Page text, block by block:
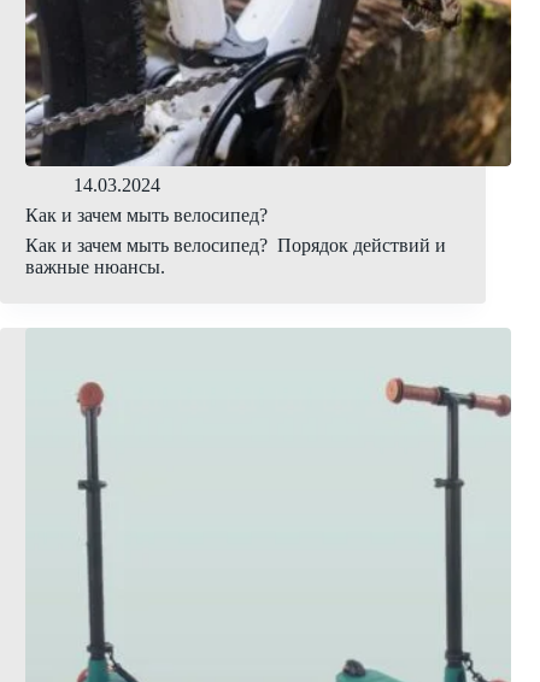
14.03.2024
Как и зачем мыть велосипед?
Как и зачем мыть велосипед? Порядок действий и
важные нюансы.